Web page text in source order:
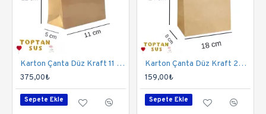
Karton Çanta Düz Kraft 11 Cm 50 Adet
375,00₺
Sepete Ekle
Karton Çanta Düz Kraft 24 Cm 25'li
159,00₺
Sepete Ekle